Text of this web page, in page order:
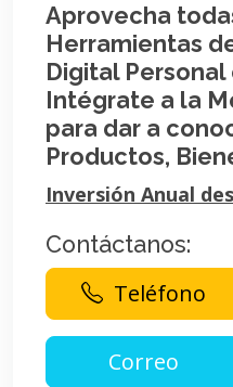
Aprovecha
Herramientas
Digital Personal
Intégrate a la
para dar a
Productos,
Inversión Anual
Contáctanos:
Teléfono